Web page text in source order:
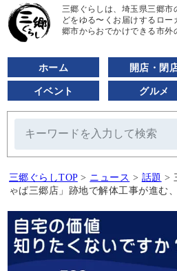
三郷ぐらしは、埼玉県三郷
どをゆる〜くお届けするロ
郷市からおでかけできる市外
ホーム 開店・閉
イベント グルメ
三郷ぐらしTOP > ニュース > 話題 >
ゃば三郷店」跡地で解体工事が進む